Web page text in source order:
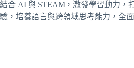
結合 AI 與 STEAM，激發學習動力，
驗，培養語言與跨領域思考能力，全